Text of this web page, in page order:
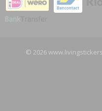
© 2026